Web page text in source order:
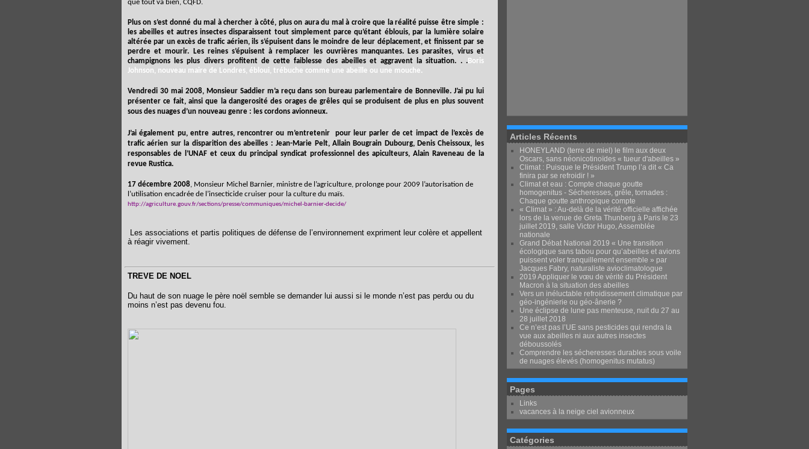
que tout va bien, CQFD.
Plus on s’est donné du mal à chercher à côté, plus on aura du mal à croire que la réalité puisse être simple :
les abeilles et autres insectes disparaissent tout simplement parce qu’étant éblouis, par la lumière solaire
altérée par un excès de trafic aérien, ils s’épuisent dans le moindre de leur déplacement, et finissent par se
perdre et mourir. Les reines s’épuisent à remplacer les ouvrières manquantes. Les parasites, virus et
champignons les plus divers profitent de cette faiblesse des abeilles et aggravent la situation. . .Boris
Johnson, nouveau maire de Londres, ébloui, trébuche comme une abeille ou une mouche.
Vendredi 30 mai 2008, Monsieur Saddier m’a reçu dans son bureau parlementaire de Bonneville. J’ai pu lui
présenter ce fait, ainsi que la dangerosité des orages de grêles qui se produisent de plus en plus souvent
sous des nuages d’un nouveau genre : les cordons avionneux.
J’ai également pu, entre autres, rencontrer ou m’entretenir
pour leur parler de cet impact de l’excès de
trafic aérien sur la disparition des abeilles : Jean-Marie Pelt, Allain Bougrain Dubourg, Denis Cheissoux, les
responsables de l’UNAF et ceux du principal syndicat professionnel des apiculteurs, Alain Raveneau de la
revue Rustica.
17 décembre 2008, Monsieur Michel Barnier, ministre de l’agriculture, prolonge pour 2009 l’autorisation de
l’utilisation encadrée de l’insecticide cruiser pour la culture du maïs.
http://agriculture.gouv.fr/sections/presse/communiques/michel-barnier-decide/
Les associations et partis politiques de défense de l’environnement expriment leur colère et appellent
à réagir vivement.
TREVE DE NOEL
Du haut de son nuage le père noël semble se demander lui aussi si le monde n’est pas perdu ou du
moins n’est pas devenu fou.
Articles Récents
HONEYLAND (terre de miel) le film aux deux
Oscars, sans néonicotinoïdes « tueur d'abeilles »
Climat : Puisque le Président Trump l’a dit « Ca
finira par se refroidir ! »
Climat et eau : Compte chaque goutte
homogenitus - Sécheresses, grêle, tornades :
Chaque goutte anthropique compte
« Climat » : Au-delà de la vérité officielle affichée
lors de la venue de Greta Thunberg à Paris le 23
juillet 2019, salle Victor Hugo, Assemblée
nationale
Grand Débat National 2019 « Une transition
écologique sans tabou pour qu’abeilles et avions
puissent voler tranquillement ensemble » par
Jacques Fabry, naturaliste avioclimatologue
2019 Appliquer le vœu de vérité du Président
Macron à la situation des abeilles
Vers un inéluctable refroidissement climatique par
géo-ingénierie ou géo-ânerie ?
Une éclipse de lune pas menteuse, nuit du 27 au
28 juillet 2018
Ce n’est pas l’UE sans pesticides qui rendra la
vue aux abeilles ni aux autres insectes
déboussolés
Comprendre les sécheresses durables sous voile
de nuages élevés (homogenitus mutatus)
Pages
Links
vacances à la neige ciel avionneux
Catégories